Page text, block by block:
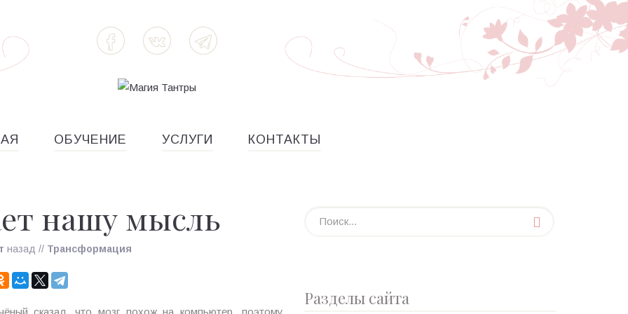
ОБУЧЕНИЕ УСЛУГИ КОНТАКТЫ
нашу мысль
назад // Трансформация
сказал, что мозг похож на компьютер, поэтому
Разделы сайта